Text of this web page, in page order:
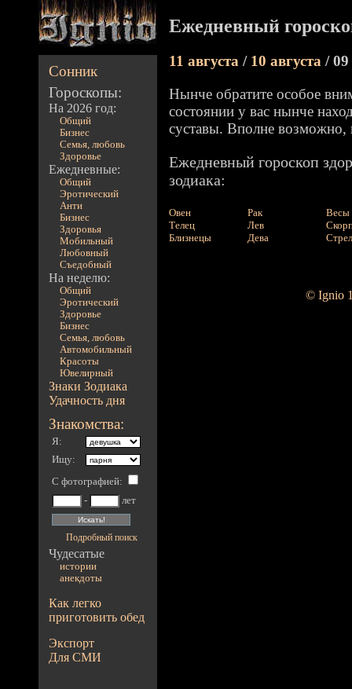
Сонник
Гороскопы:
На 2026 год:
Общий
Бизнес
Семья, любовь
Здоровье
Ежедневные:
Общий
Эротический
Анти
Бизнес
Здоровья
Мобильный
Любовный
Съедобный
На неделю:
Общий
Эротический
Здоровье
Бизнес
Семья, любовь
Автомобильный
Красоты
Ювелирный
Знаки Зодиака
Удачность дня
Знакомства:
Я:
Ищу:
С фотографией:
-
лет
Подробный поиск
Чудесатые
истории
анекдоты
Как легко
приготовить обед
Экспорт
Для СМИ
Ежедневный
11 августа / 10 августа / 09
Нынче обратите особое
состоянии у вас нынче
суставы. Вполне возможно,
Ежедневный гороскоп
зодиака:
Овен
Телец
Близнецы
Рак
Лев
Дева
Весы
© Ignio